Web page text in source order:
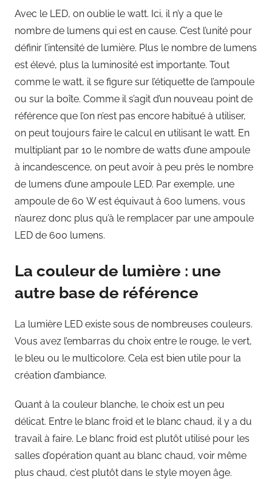
Avec le LED, on oublie le watt. Ici, il n’y a que le
nombre de lumens qui est en cause. C’est l’unité pour
définir l’intensité de lumière. Plus le nombre de lumens
est élevé, plus la luminosité est importante. Tout
comme le watt, il se figure sur l’étiquette de l’ampoule
ou sur la boîte. Comme il s’agit d’un nouveau point de
référence que l’on n’est pas encore habitué à utiliser,
on peut toujours faire le calcul en utilisant le watt. En
multipliant par 10 le nombre de watts d’une ampoule
à incandescence, on peut avoir à peu près le nombre
de lumens d’une ampoule LED. Par exemple, une
ampoule de 60 W est équivaut à 600 lumens, vous
n’aurez donc plus qu’à le remplacer par une ampoule
LED de 600 lumens.
La couleur de lumière : une
autre base de référence
La lumière LED existe sous de nombreuses couleurs.
Vous avez l’embarras du choix entre le rouge, le vert,
le bleu ou le multicolore. Cela est bien utile pour la
création d’ambiance.
Quant à la couleur blanche, le choix est un peu
délicat. Entre le blanc froid et le blanc chaud, il y a du
travail à faire. Le blanc froid est plutôt utilisé pour les
salles d’opération quant au blanc chaud, voir même
plus chaud, c’est plutôt dans le style moyen âge.